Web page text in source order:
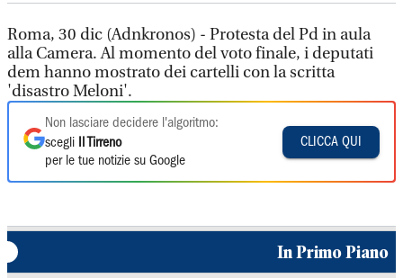
Roma, 30 dic (Adnkronos) - Protesta del Pd in aula
alla Camera. Al momento del voto finale, i deputati
dem hanno mostrato dei cartelli con la scritta
'disastro Meloni'.
Non lasciare decidere l'algoritmo:
scegli
Il Tirreno
per le tue notizie su Google
CLICCA QUI
In Primo Piano